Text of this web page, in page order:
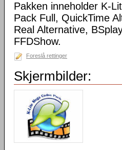
Pakken inneholder K-
Pack Full, QuickTime
Real Alternative,
FFDShow.
Foreslå rettinger
Skjermbilder: